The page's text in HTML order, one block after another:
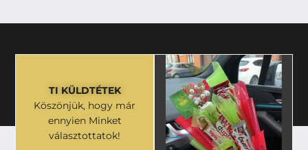
TI KÜLDTÉTEK
Köszönjük, hogy már
ennyien Minket
választottatok!